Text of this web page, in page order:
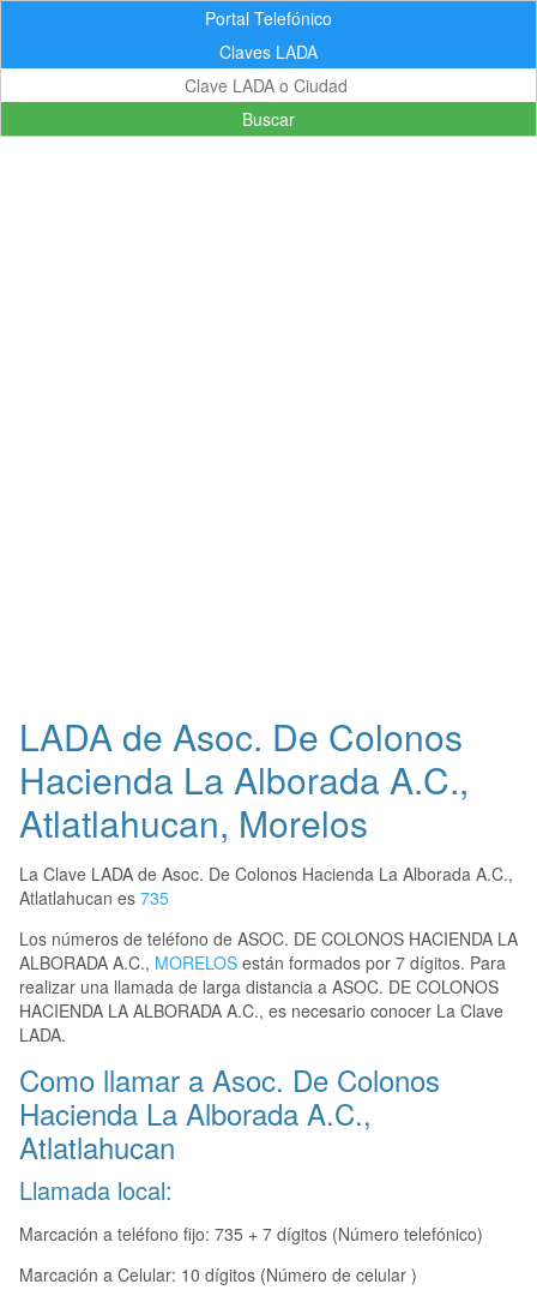
Portal Telefónico
Claves LADA
Buscar
LADA de Asoc. De Colonos
Hacienda La Alborada A.C.,
Atlatlahucan, Morelos
La Clave LADA de Asoc. De Colonos Hacienda La Alborada A.C.,
Atlatlahucan es 735
Los números de teléfono de ASOC. DE COLONOS HACIENDA LA
ALBORADA A.C., MORELOS están formados por 7 dígitos. Para
realizar una llamada de larga distancia a ASOC. DE COLONOS
HACIENDA LA ALBORADA A.C., es necesario conocer La Clave
LADA.
Como llamar a Asoc. De Colonos
Hacienda La Alborada A.C.,
Atlatlahucan
Llamada local:
Marcación a teléfono fijo: 735 + 7 dígitos (Número telefónico)
Marcación a Celular: 10 dígitos (Número de celular )